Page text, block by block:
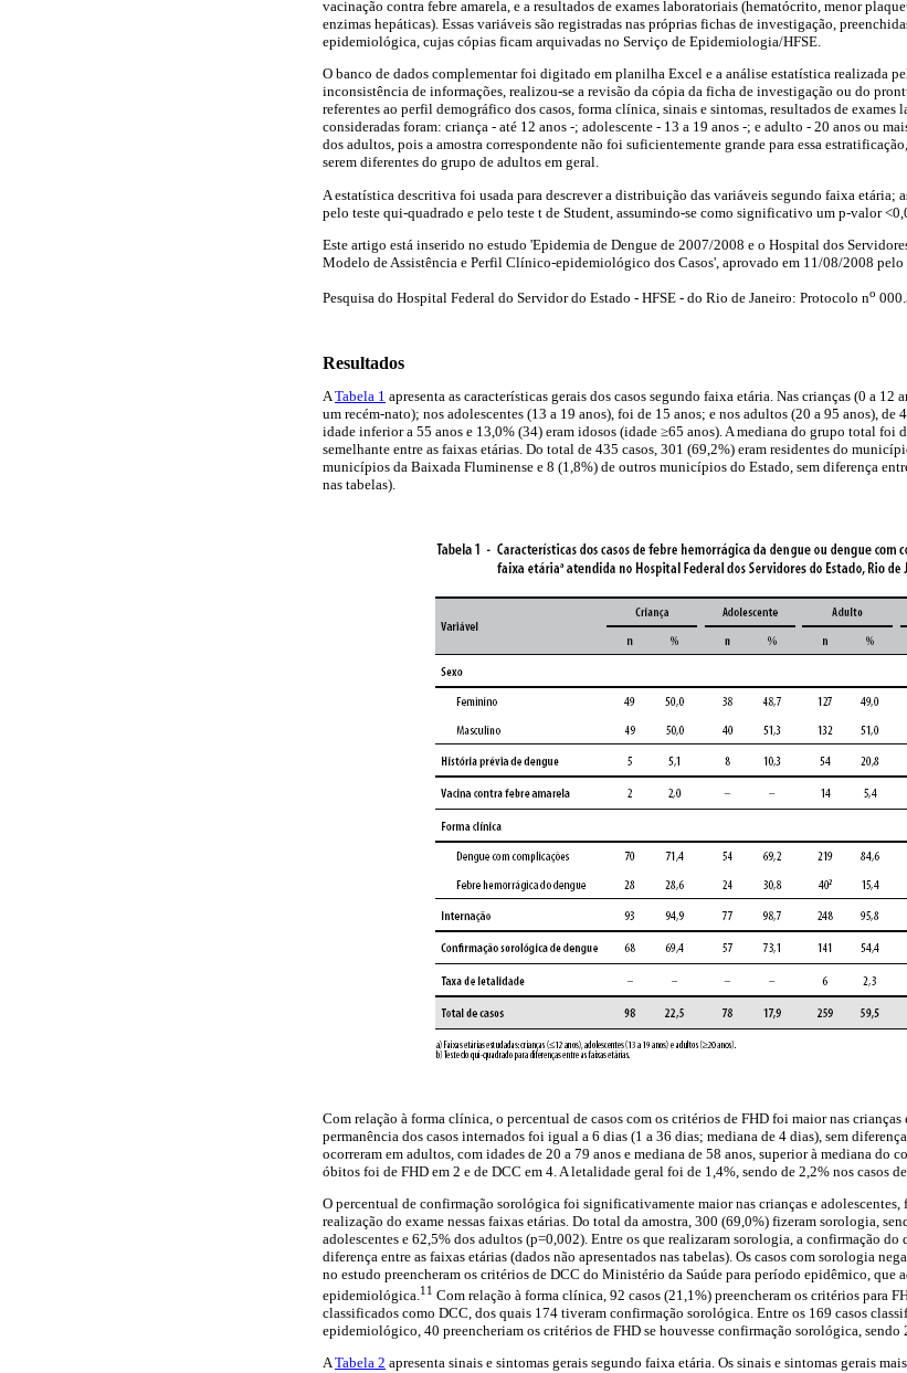
vacinação contra febre amarela, e a resultados de exames laboratoriais (hematócrito, menor
enzimas hepáticas). Essas variáveis são registradas nas próprias fichas de investigação,
epidemiológica, cujas cópias ficam arquivadas no Serviço de Epidemiologia/HFSE.
O banco de dados complementar foi digitado em planilha Excel e a análise estatística realizada
inconsistência de informações, realizou-se a revisão da cópia da ficha de investigação ou do
referentes ao perfil demográfico dos casos, forma clínica, sinais e sintomas, resultados de exames
consideradas foram: criança - até 12 anos -; adolescente - 13 a 19 anos -; e adulto - 20 anos ou
dos adultos, pois a amostra correspondente não foi suficientemente grande para essa
serem diferentes do grupo de adultos em geral.
A estatística descritiva foi usada para descrever a distribuição das variáveis segundo faixa etária;
pelo teste qui-quadrado e pelo teste t de Student, assumindo-se como significativo um p-valor
Este artigo está inserido no estudo 'Epidemia de Dengue de 2007/2008 e o Hospital dos
Modelo de Assistência e Perfil Clínico-epidemiológico dos Casos', aprovado em 11/08/2008
Pesquisa do Hospital Federal do Servidor do Estado - HFSE - do Rio de Janeiro: Protocolo no
Resultados
A Tabela 1 apresenta as características gerais dos casos segundo faixa etária. Nas crianças (0 a
um recém-nato); nos adolescentes (13 a 19 anos), foi de 15 anos; e nos adultos (20 a 95 anos), de
idade inferior a 55 anos e 13,0% (34) eram idosos (idade ≥65 anos). A mediana do grupo total foi
semelhante entre as faixas etárias. Do total de 435 casos, 301 (69,2%) eram residentes do
municípios da Baixada Fluminense e 8 (1,8%) de outros municípios do Estado, sem diferença
nas tabelas).
Com relação à forma clínica, o percentual de casos com os critérios de FHD foi maior nas
permanência dos casos internados foi igual a 6 dias (1 a 36 dias; mediana de 4 dias), sem
ocorreram em adultos, com idades de 20 a 79 anos e mediana de 58 anos, superior à mediana do
óbitos foi de FHD em 2 e de DCC em 4. A letalidade geral foi de 1,4%, sendo de 2,2% nos casos
O percentual de confirmação sorológica foi significativamente maior nas crianças e adolescentes,
realização do exame nessas faixas etárias. Do total da amostra, 300 (69,0%) fizeram sorologia,
adolescentes e 62,5% dos adultos (p=0,002). Entre os que realizaram sorologia, a confirmação
diferença entre as faixas etárias (dados não apresentados nas tabelas). Os casos com sorologia
no estudo preencheram os critérios de DCC do Ministério da Saúde para período epidêmico, que
epidemiológica.11 Com relação à forma clínica, 92 casos (21,1%) preencheram os critérios para
classificados como DCC, dos quais 174 tiveram confirmação sorológica. Entre os 169 casos
epidemiológico, 40 preencheriam os critérios de FHD se houvesse confirmação sorológica, sendo
ATabela 2 apresenta sinais e sintomas gerais segundo faixa etária. Os sinais e sintomas gerais